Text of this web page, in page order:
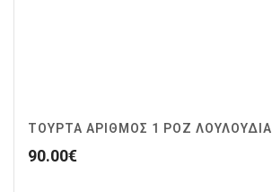
ΤΟΥΡΤΑ ΑΡΙΘΜΟΣ 1 ΡΟΖ ΛΟΥΛΟΥΔΙΑ
90.00€